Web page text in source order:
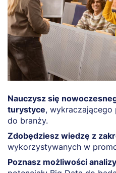
Nauczysz się
turystyce,
do branży.
Zdobędziesz wiedzę z
wykorzystywanych w
Poznasz możliwości